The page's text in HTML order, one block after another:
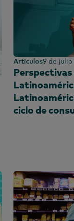
Artículos9 de julio
Perspectivas
ciclo de